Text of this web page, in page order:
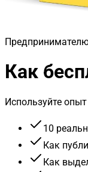
Как
Используйте
10
Как
Как